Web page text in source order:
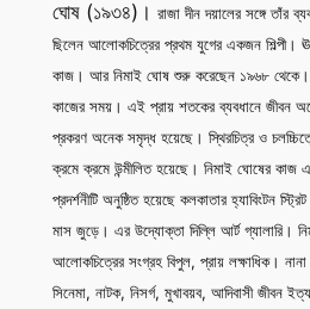
ঘোষ (১৯৩৪)। রাজা দীন দয়ালের সঙ্গে তাঁর
ছিলেন আলোকচিত্রের প্রথম যুগের একজন শিল্পী।
কাজ। আর নিমাই ঘোষ শুরু করেছেন ১৯৬৮ থেকে।
কাজের সময়। এই প্রায় শতকের ব্যবধানে জীবন
প্রকরণ অনেক সমৃদ্ধ হয়েছে। স্থিরচিত্র ও
ক্রমে ক্রমে উন্মীলিত হয়েছে। নিমাই ঘোষের কাজ
প্রদর্শনীটি অনুষ্ঠিত হয়েছে কলকাতার হ্যাবিংটন
মাস জুড়ে। এর উদ্যোক্তা দিল্লি আর্ট গ্যালারি।
আলোকচিত্রের সংগ্রহ বিপুল, প্রায় লক্ষাধিক। নানা
সিনেমা, নাটক, নিসর্গ, মুখাবয়ব, আদিবাসী জীবন